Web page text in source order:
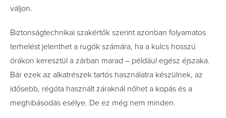
váljon.
Biztonságtechnikai szakértők szerint azonban folyamatos
terhelést jelenthet a rugók számára, ha a kulcs hosszú
órákon keresztül a zárban marad – például egész éjszaka.
Bár ezek az alkatrészek tartós használatra készülnek, az
idősebb, régóta használt záraknál nőhet a kopás és a
meghibásodás esélye. De ez még nem minden.